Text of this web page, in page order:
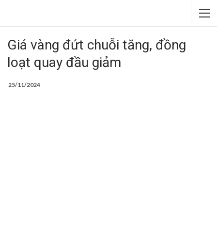
Giá vàng đứt chuỗi tăng, đồng
loạt quay đầu giảm
25/11/2024